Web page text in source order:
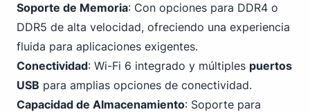
Soporte de Memoria: Con opciones para DDR4 o
DDR5 de alta velocidad, ofreciendo una experiencia
fluida para aplicaciones exigentes.
Conectividad: Wi-Fi 6 integrado y múltiples puertos
USB para amplias opciones de conectividad.
Capacidad de Almacenamiento: Soporte para